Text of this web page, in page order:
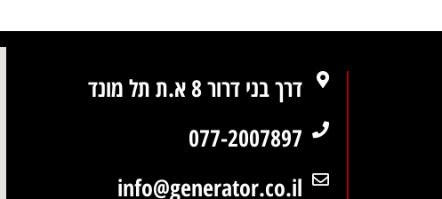
דרך בני דרור 8 א.ת תל מונד
077-2007897
info@generator.co.il